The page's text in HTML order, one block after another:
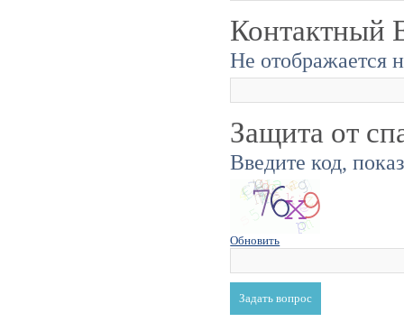
Контактный
Не отображается
Защита от
Введите код,
Обновить